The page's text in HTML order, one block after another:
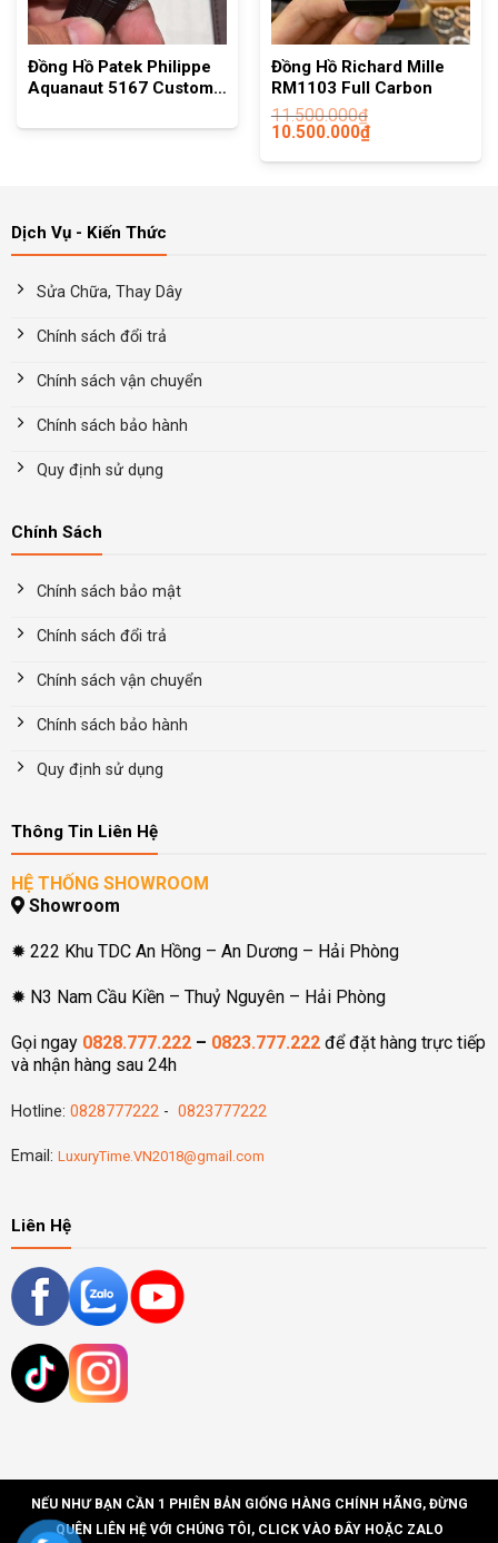
Đồng Hồ Patek Philippe
Aquanaut 5167 Custom
Đồng Hồ Richard Mille
RM1103 Full Carbon
11.500.000₫
10.500.000₫
Dịch Vụ - Kiến Thức
Sửa Chữa, Thay Dây
Chính sách đổi trả
Chính sách vận chuyển
Chính sách bảo hành
Quy định sử dụng
Chính Sách
Chính sách bảo mật
Chính sách đổi trả
Chính sách vận chuyển
Chính sách bảo hành
Quy định sử dụng
Thông Tin Liên Hệ
HỆ THỐNG SHOWROOM
Showroom
✹ 222 Khu TDC An Hồng – An Dương – Hải Phòng
✹ N3 Nam Cầu Kiền – Thuỷ Nguyên – Hải Phòng
Gọi ngay 0828.777.222– 0823.777.222để đặt hàng trực tiếp
và nhận hàng sau 24h
Hotline: 0828777222- 0823777222
Email: LuxuryTime.VN2018@gmail.com
Liên Hệ
NẾU NHƯ BẠN CẦN 1 PHIÊN BẢN GIỐNG HÀNG CHÍNH HÃNG, ĐỪNG
QUÊN LIÊN HỆ VỚI CHÚNG TÔI, CLICK VÀO ĐÂY HOẶC ZALO